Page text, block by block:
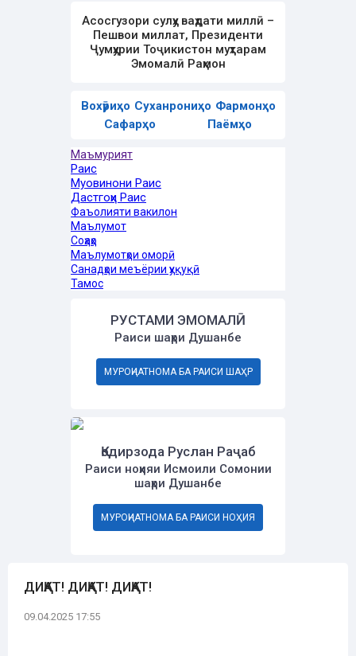
Маъмурият
Раис
Муовинони Раис
Дастгоҳи Раис
Фаъолияти вакилон
Маълумот
Соҳаҳо
Маълумотҳои оморӣ
Санадҳои меъёрии ҳуқуқӣ
Тамос
РУСТАМИ ЭМОМАЛӢ
Раиси шаҳри Душанбе
МУРОҶИАТНОМА БА РАИСИ ШАҲР
Қодирзода Руслан Раҷаб
Раиси ноҳияи Исмоили Сомонии
шаҳри Душанбе
МУРОҶИАТНОМА БА РАИСИ НОҲИЯ
ДИҚАТ! ДИҚАТ! ДИҚАТ!
09.04.2025 17:55
Асосгузори сулҳу ваҳдати миллӣ –
Пешвои миллат, Президенти
Ҷумҳурии Тоҷикистон муҳтарам
Эмомалӣ Раҳмон
Вохӯриҳо Суханрониҳо Фармонҳо
Сафарҳо
Паёмҳо